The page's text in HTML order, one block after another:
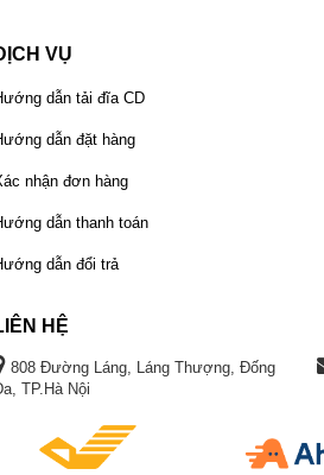
VỤ
dẫn tải đĩa CD
dẫn đặt hàng
nhận đơn hàng
dẫn thanh toán
dẫn đổi trả
HỆ
808 Đường Láng, Láng Thượng, Đống
TP.Hà Nội